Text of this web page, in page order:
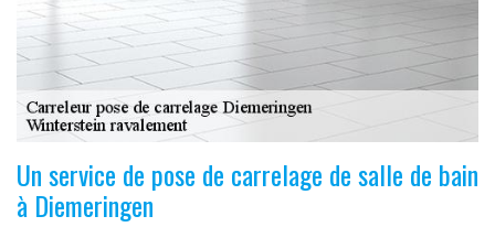
Un service de pose de carrelage de salle de bain
à Diemeringen